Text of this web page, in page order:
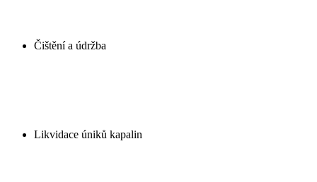
Čištění a údržba
Likvidace úniků kapalin